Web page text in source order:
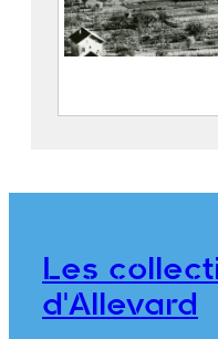
Allevard-les-
Marcellin,
CE2020.1.368
Les
d'Allevard